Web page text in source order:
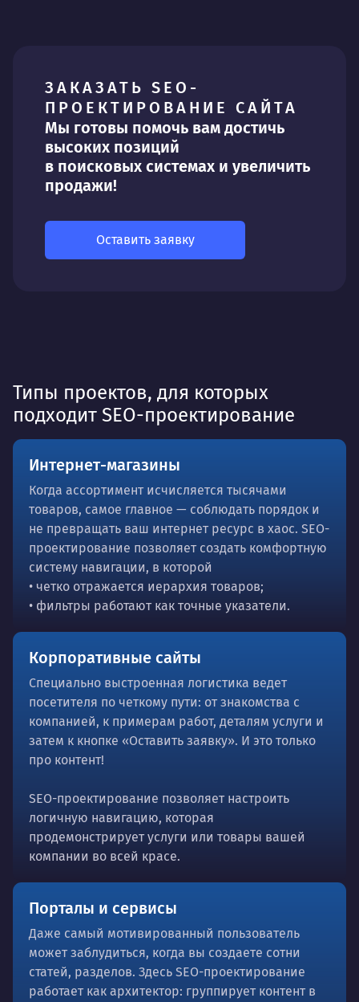
ЗАКАЗАТЬ SEO-
ПРОЕКТИРОВАНИЕ САЙТА
Мы готовы помочь вам достичь
высоких позиций
в поисковых системах и увеличить
продажи!
Оставить заявку
Типы проектов, для которых
подходит SEO-проектирование
Интернет-магазины
Когда ассортимент исчисляется тысячами
товаров, самое главное — соблюдать порядок и
не превращать ваш интернет ресурс в хаос. SEO-
проектирование позволяет создать комфортную
систему навигации, в которой
• четко отражается иерархия товаров;
• фильтры работают как точные указатели.
Корпоративные сайты
Специально выстроенная логистика ведет
посетителя по четкому пути: от знакомства с
компанией, к примерам работ, деталям услуги и
затем к кнопке «Оставить заявку». И это только
про контент!
SEO-проектирование позволяет настроить
логичную навигацию, которая
продемонстрирует услуги или товары вашей
компании во всей красе.
Порталы и сервисы
Даже самый мотивированный пользователь
может заблудиться, когда вы создаете сотни
статей, разделов. Здесь SEO-проектирование
работает как архитектор: группирует контент в